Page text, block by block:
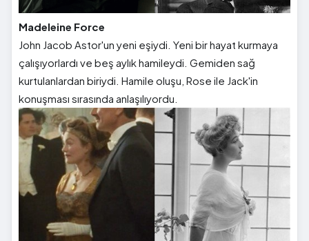
Madeleine Force
John Jacob Astor'un yeni eşiydi. Yeni bir hayat kurmaya
çalışıyorlardı ve beş aylık hamileydi. Gemiden sağ
kurtulanlardan biriydi. Hamile oluşu, Rose ile Jack'in
konuşması sırasında anlaşılıyordu.